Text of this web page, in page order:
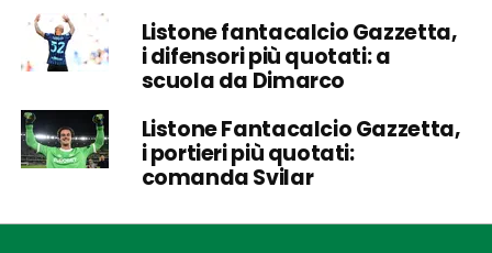
Listone fantacalcio Gazzetta,
i difensori più quotati: a
scuola da Dimarco
Listone Fantacalcio Gazzetta,
i portieri più quotati:
comanda Svilar